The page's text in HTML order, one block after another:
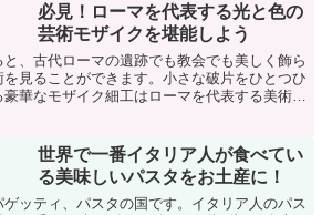
必見！ローマを代表する光と色の
芸術モザイクを堪能しよう
、古代ローマの遺跡でも教会でも美しく飾ら
見ることができます。小さな破片をひとつひ
華なモザイク細工はローマを代表する美術の
世界で一番イタリア人が食べてい
る美味しいパスタをお土産に！
ッティ、パスタの国です。イタリア人のパス